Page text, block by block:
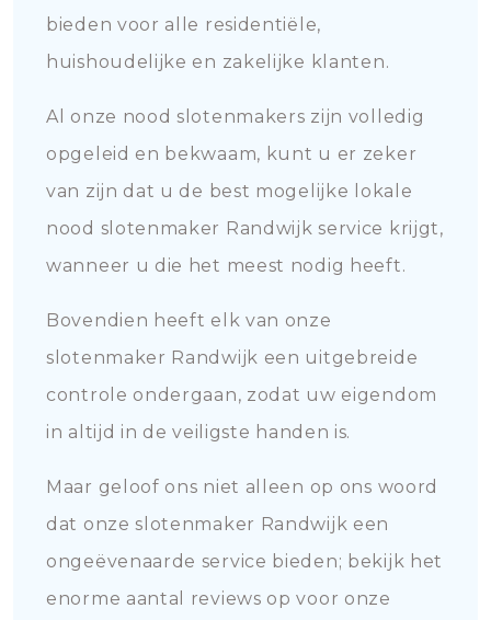
bieden voor alle residentiële,
huishoudelijke en zakelijke klanten.
Al onze nood slotenmakers zijn volledig
opgeleid en bekwaam, kunt u er zeker
van zijn dat u de best mogelijke lokale
nood slotenmaker Randwijk service krijgt,
wanneer u die het meest nodig heeft.
Bovendien heeft elk van onze
slotenmaker Randwijk een uitgebreide
controle ondergaan, zodat uw eigendom
in altijd in de veiligste handen is.
Maar geloof ons niet alleen op ons woord
dat onze slotenmaker Randwijk een
ongeëvenaarde service bieden; bekijk het
enorme aantal reviews op voor onze